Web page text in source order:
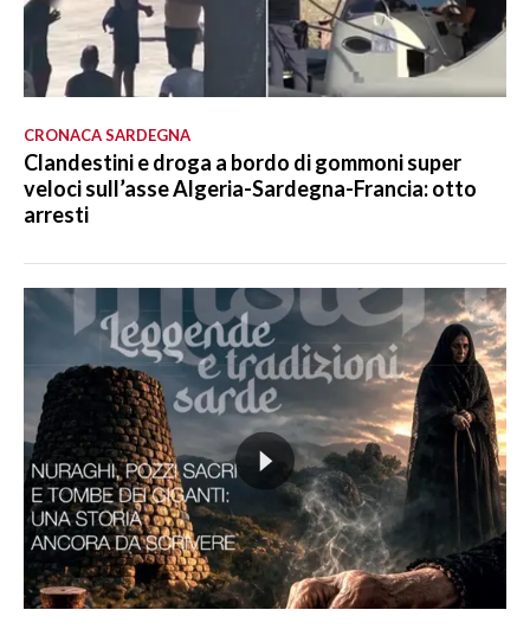
CRONACA SARDEGNA
Clandestini e droga a bordo di gommoni super
veloci sull’asse Algeria-Sardegna-Francia: otto
arresti